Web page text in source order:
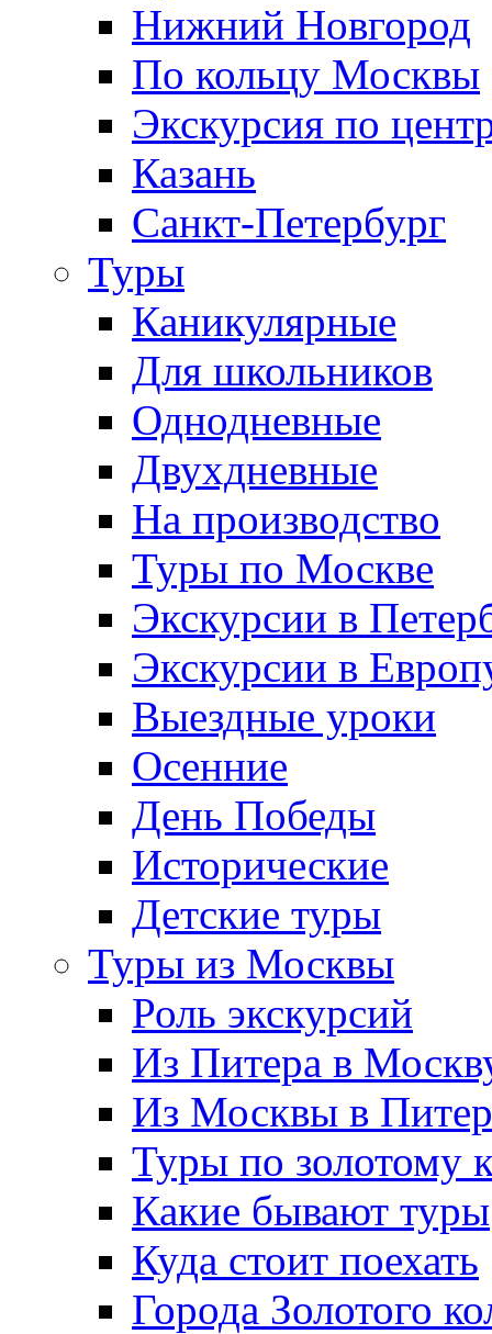
Нижний Новгород
По кольцу Москвы
Экскурсия по
Казань
Санкт-Петербург
Туры
Каникулярные
Для школьников
Однодневные
Двухдневные
На производство
Туры по Москве
Экскурсии в
Экскурсии в
Выездные уроки
Осенние
День Победы
Исторические
Детские туры
Туры из Москвы
Роль экскурсий
Из Питера в
Из Москвы в Питер
Туры по золотому
Какие бывают туры
Куда стоит поехать
Города Золотого